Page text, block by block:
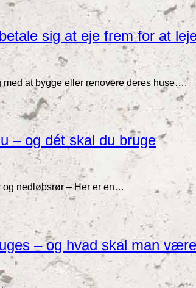
sig at eje frem for at
at bygge eller renovere deres huse….
– og dét skal du bruge
og nedløbsrør – Her er en…
– og hvad skal man